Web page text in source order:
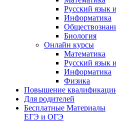
Русский язык
Информатика
Биология
Онлайн курсы
Математика
Русский язык
Информатика
Физика
Повышение
Для родителей
Бесплатные Материалы
ЕГЭ и ОГЭ